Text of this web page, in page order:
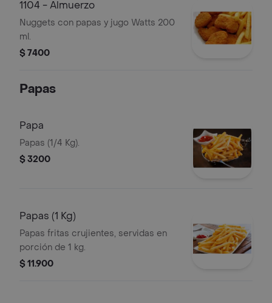
1104 - Almuerzo
Nuggets con papas y jugo Watts 200
ml.
$ 7400
Papas
Papa
Papas (1/4 Kg).
$ 3200
Papas (1 Kg)
Papas fritas crujientes, servidas en
porción de 1 kg.
$ 11.900